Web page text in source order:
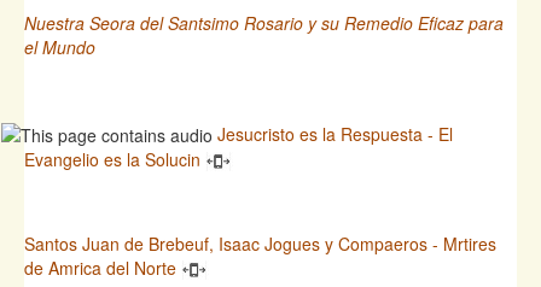
Nuestra Seora del Santsimo Rosario y su Remedio Eficaz para
el Mundo
Jesucristo es la Respuesta - El
Evangelio es la Solucin
Santos Juan de Brebeuf, Isaac Jogues y Compaeros - Mrtires
de Amrica del Norte